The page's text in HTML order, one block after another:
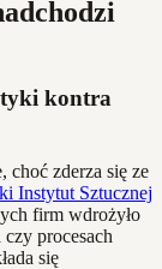
kontra
choć zderza się ze
Instytut Sztucznej
firm wdrożyło
procesach
się